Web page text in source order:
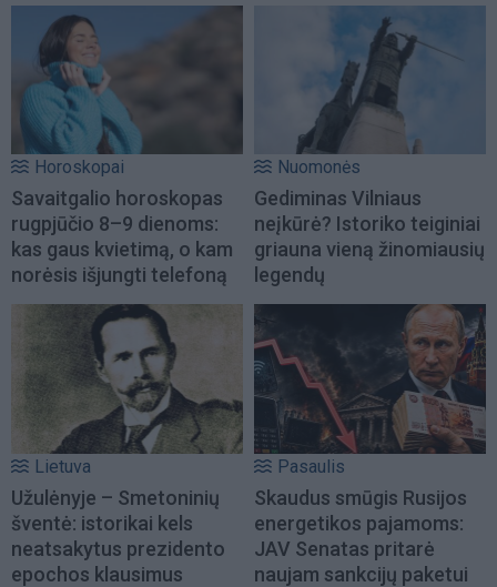
Horoskopai
Savaitgalio horoskopas
rugpjūčio 8–9 dienoms:
kas gaus kvietimą, o kam
norėsis išjungti telefoną
Nuomonės
Gediminas Vilniaus
neįkūrė? Istoriko teiginiai
griauna vieną žinomiausių
legendų
Lietuva
Užulėnyje – Smetoninių
šventė: istorikai kels
neatsakytus prezidento
epochos klausimus
Pasaulis
Skaudus smūgis Rusijos
energetikos pajamoms:
JAV Senatas pritarė
naujam sankcijų paketui